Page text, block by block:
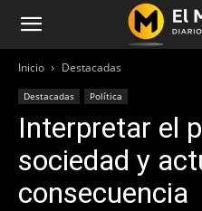
Inicio Destacadas
Destacadas Política
Interpretar el
sociedad y
consecuencia